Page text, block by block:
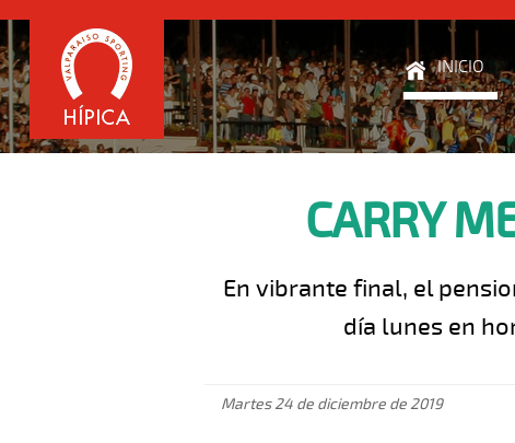
INICIO
CARRY
En vibrante final, el
día lunes en
Martes 24 de diciembre de 2019